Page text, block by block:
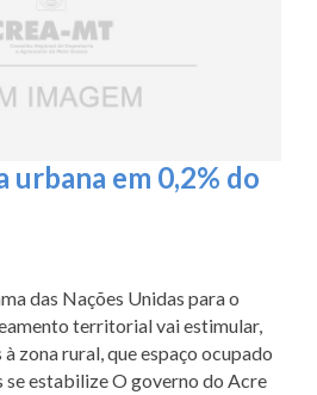
urbana em 0,2% do
das Nações Unidas para o
territorial vai estimular,
zona rural, que espaço ocupado
se estabilize O governo do Acre